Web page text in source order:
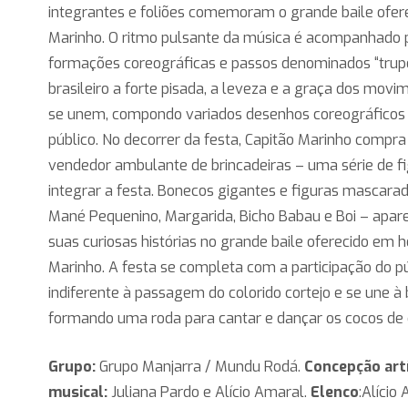
integrantes e foliões comemoram o grande baile
Marinho. O ritmo pulsante da música é acompanhado
formações coreográficas e passos denominados
brasileiro a forte pisada, a leveza e a graça dos
se unem, compondo variados desenhos
público. No decorrer da festa, Capitão Marinho
vendedor ambulante de brincadeiras – uma série de
integrar a festa. Bonecos gigantes e figuras
Mané Pequenino, Margarida, Bicho Babau e Boi –
suas curiosas histórias no grande baile oferecido em
Marinho. A festa se completa com a participação do
indiferente à passagem do colorido cortejo e se une à
formando uma roda para cantar e dançar os cocos de
Grupo:Grupo Manjarra / Mundu Rodá. Concepção
musical:Juliana Pardo e Alício Amaral. Elenco:Alício